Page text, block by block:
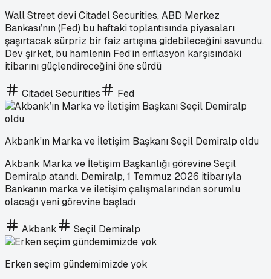
Wall Street devi Citadel Securities, ABD Merkez
Bankası’nın (Fed) bu haftaki toplantısında piyasaları
şaşırtacak sürpriz bir faiz artışına gidebileceğini savundu.
Dev şirket, bu hamlenin Fed’in enflasyon karşısındaki
itibarını güçlendireceğini öne sürdü
Citadel Securities Fed
Akbank’ın Marka ve İletişim Başkanı Seçil Demiralp oldu
Akbank Marka ve İletişim Başkanlığı görevine Seçil
Demiralp atandı. Demiralp, 1 Temmuz 2026 itibarıyla
Bankanın marka ve iletişim çalışmalarından sorumlu
olacağı yeni görevine başladı
Akbank Seçil Demiralp
Erken seçim gündemimizde yok